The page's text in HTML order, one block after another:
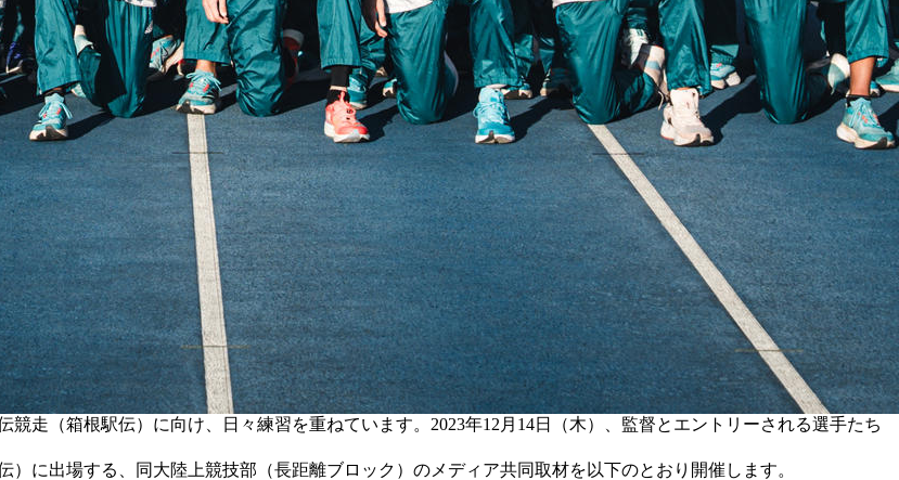
走（箱根駅伝）に向け、日々練習を重ねています。2023年12月14日（木）、監督とエントリーされる選手たち
）に出場する、同大陸上競技部（長距離ブロック）の メディア共同取材を以下のとおり開催します。